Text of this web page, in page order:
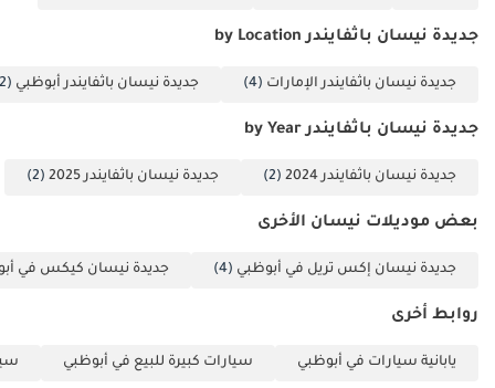
جديدة نيسان باثفايندر by Location
جديدة نيسان باثفايندر الإمارات (4) جديدة نيسان باثفايندر أبوظبي (2)
جديدة نيسان باثفايندر by Year
جديدة نيسان باثفايندر 2024 (2) جديدة نيسان باثفايندر 2025 (2)
بعض موديلات نيسان الأخرى
جديدة نيسان إكس تريل في أبوظبي (4) جديدة نيسان كيكس في
روابط أخرى
يابانية سيارات في أبوظبي سيارات كبيرة للبيع في أبوظبي